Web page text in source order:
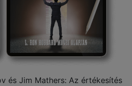
és Jim Mathers: Az értékesítés